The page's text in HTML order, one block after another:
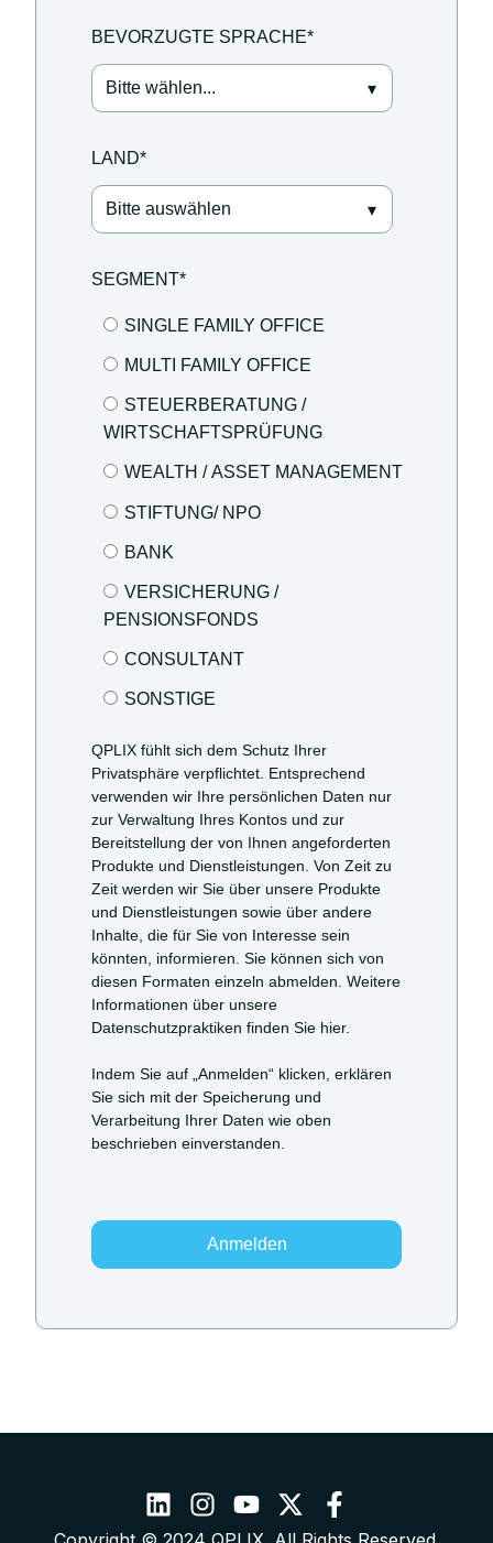
BEVORZUGTE SPRACHE*
LAND*
SEGMENT*
SINGLE FAMILY OFFICE
MULTI FAMILY OFFICE
STEUERBERATUNG /
WIRTSCHAFTSPRÜFUNG
WEALTH / ASSET MANAGEMENT
STIFTUNG/ NPO
BANK
VERSICHERUNG /
PENSIONSFONDS
CONSULTANT
SONSTIGE
QPLIX fühlt sich dem Schutz Ihrer
Privatsphäre verpflichtet. Entsprechend
verwenden wir Ihre persönlichen Daten nur
zur Verwaltung Ihres Kontos und zur
Bereitstellung der von Ihnen angeforderten
Produkte und Dienstleistungen. Von Zeit zu
Zeit werden wir Sie über unsere Produkte
und Dienstleistungen sowie über andere
Inhalte, die für Sie von Interesse sein
könnten, informieren. Sie können sich von
diesen Formaten einzeln abmelden. Weitere
Informationen über unsere
Datenschutzpraktiken finden Sie hier.
Indem Sie auf „Anmelden“ klicken, erklären
Sie sich mit der Speicherung und
Verarbeitung Ihrer Daten wie oben
beschrieben einverstanden.